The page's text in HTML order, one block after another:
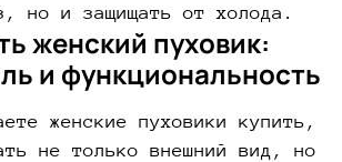
но и защищать от холода.
женский пуховик:
и функциональность
женские пуховики купить,
не только внешний вид, но